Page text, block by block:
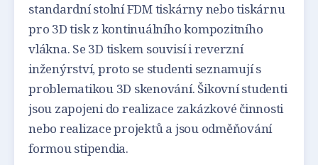
standardní stolní FDM tiskárny nebo tiskárnu
pro 3D tisk z kontinuálního kompozitního
vlákna. Se 3D tiskem souvisí i reverzní
inženýrství, proto se studenti seznamují s
problematikou 3D skenování. Šikovní studenti
jsou zapojeni do realizace zakázkové činnosti
nebo realizace projektů a jsou odměňování
formou stipendia.